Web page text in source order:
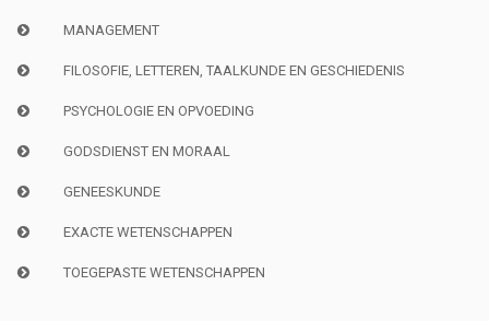
MANAGEMENT
FILOSOFIE, LETTEREN, TAALKUNDE EN GESCHIEDENIS
PSYCHOLOGIE EN OPVOEDING
GODSDIENST EN MORAAL
GENEESKUNDE
EXACTE WETENSCHAPPEN
TOEGEPASTE WETENSCHAPPEN